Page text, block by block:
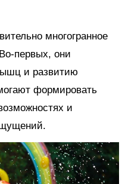
многогранное
первых, они
и развитию
формировать
и